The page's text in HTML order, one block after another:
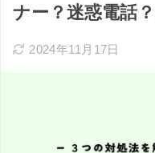
ナー？迷惑電話
2024年11月17日